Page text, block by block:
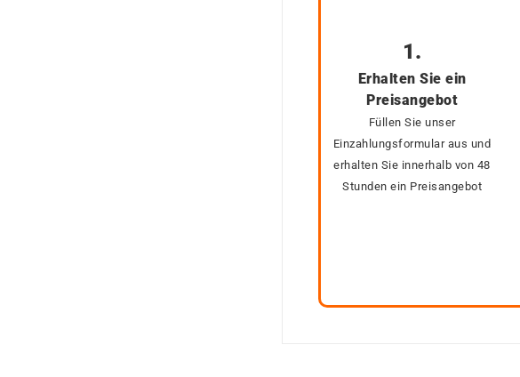
1.
Erhalten Sie ein
Preisangebot
Füllen Sie unser
Einzahlungsformular aus und
erhalten Sie innerhalb von 48
Stunden ein Preisangebot